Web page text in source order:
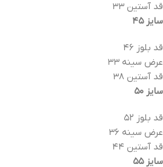
قد آستین ۳۳
سایز ۴۵
قد بلوز ۴۶
عرض سینه ۳۳
قد آستین ۳۸
سایز ۵۰
قد بلوز ۵۲
عرض سینه ۳۶
قد آستین ۴۴
سایز ۵۵